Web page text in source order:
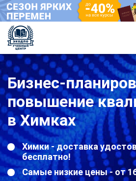
Бизнес-
повышение
в Химках
Химки - доставка
бесплатно!
Самые низкие цены - от